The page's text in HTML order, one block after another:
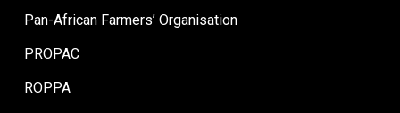
Pan-African Farmers’ Organisation
PROPAC
ROPPA